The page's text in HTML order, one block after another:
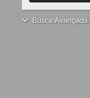
Busca Avançada